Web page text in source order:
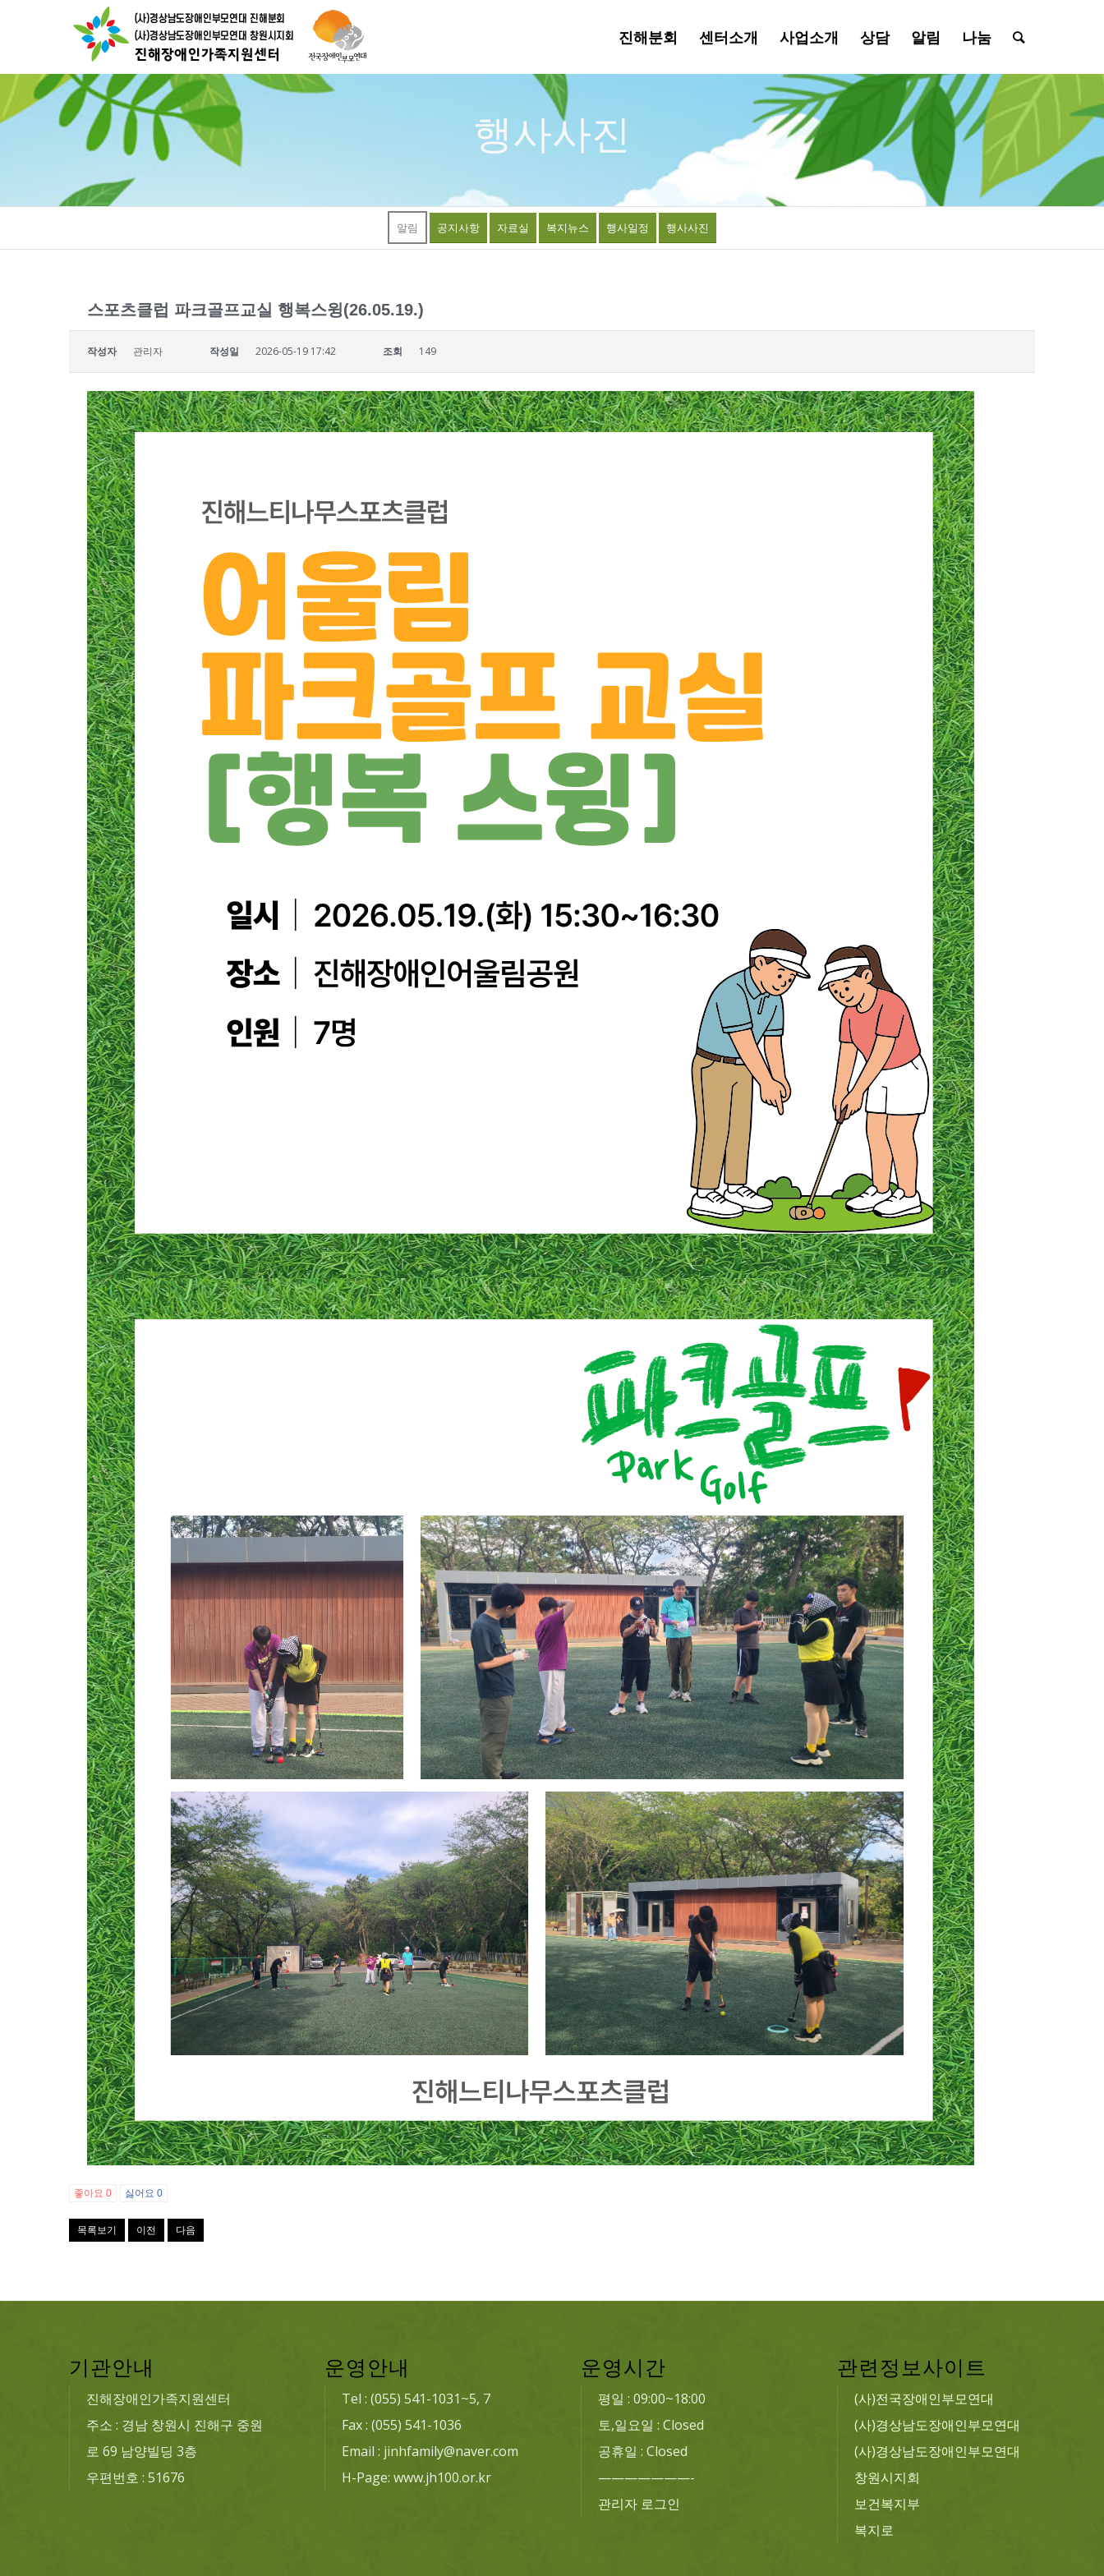
진해분회 센터소개 사업소개 상담 알림 나눔
행사사진
알림 공지사항 자료실 복지뉴스 행사일정 행사사진
스포츠클럽 파크골프교실 행복스윙(26.05.19.)
작성자 관리자 작성일 2026-05-19 17:42 조회 149
좋아요 0 싫어요 0
목록보기 이전 다음
기관안내
진해장애인가족지원센터
주소 : 경남 창원시 진해구 중원
로 69 남양빌딩 3층
우편번호 : 51676
운영안내
Tel : (055) 541-1031~5, 7
Fax : (055) 541-1036
Email : jinhfamily@naver.com
H-Page: www.jh100.or.kr
운영시간
평일 : 09:00~18:00
토,일요일 : Closed
공휴일 : Closed
———————-
관리자 로그인
관련정보사이트
(사)전국장애인부모연대
(사)경상남도장애인부모연대
(사)경상남도장애인부모연대
창원시지회
보건복지부
복지로